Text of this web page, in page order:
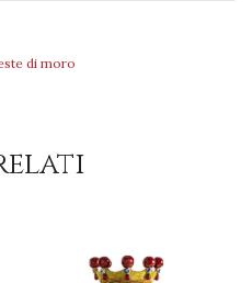
di moro